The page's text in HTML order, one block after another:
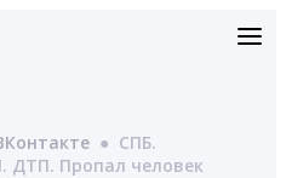
● СПБ.
ДТП. Пропал человек